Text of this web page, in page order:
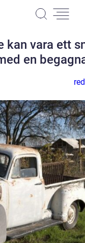
kan vara ett
en